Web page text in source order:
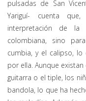
pulsadas de San
Yariguí- cuenta
interpretación de
colombiana, sino
cumbia, y el calipso,
por ella. Aunque
guitarra o el tiple, los
bandola, lo que ha